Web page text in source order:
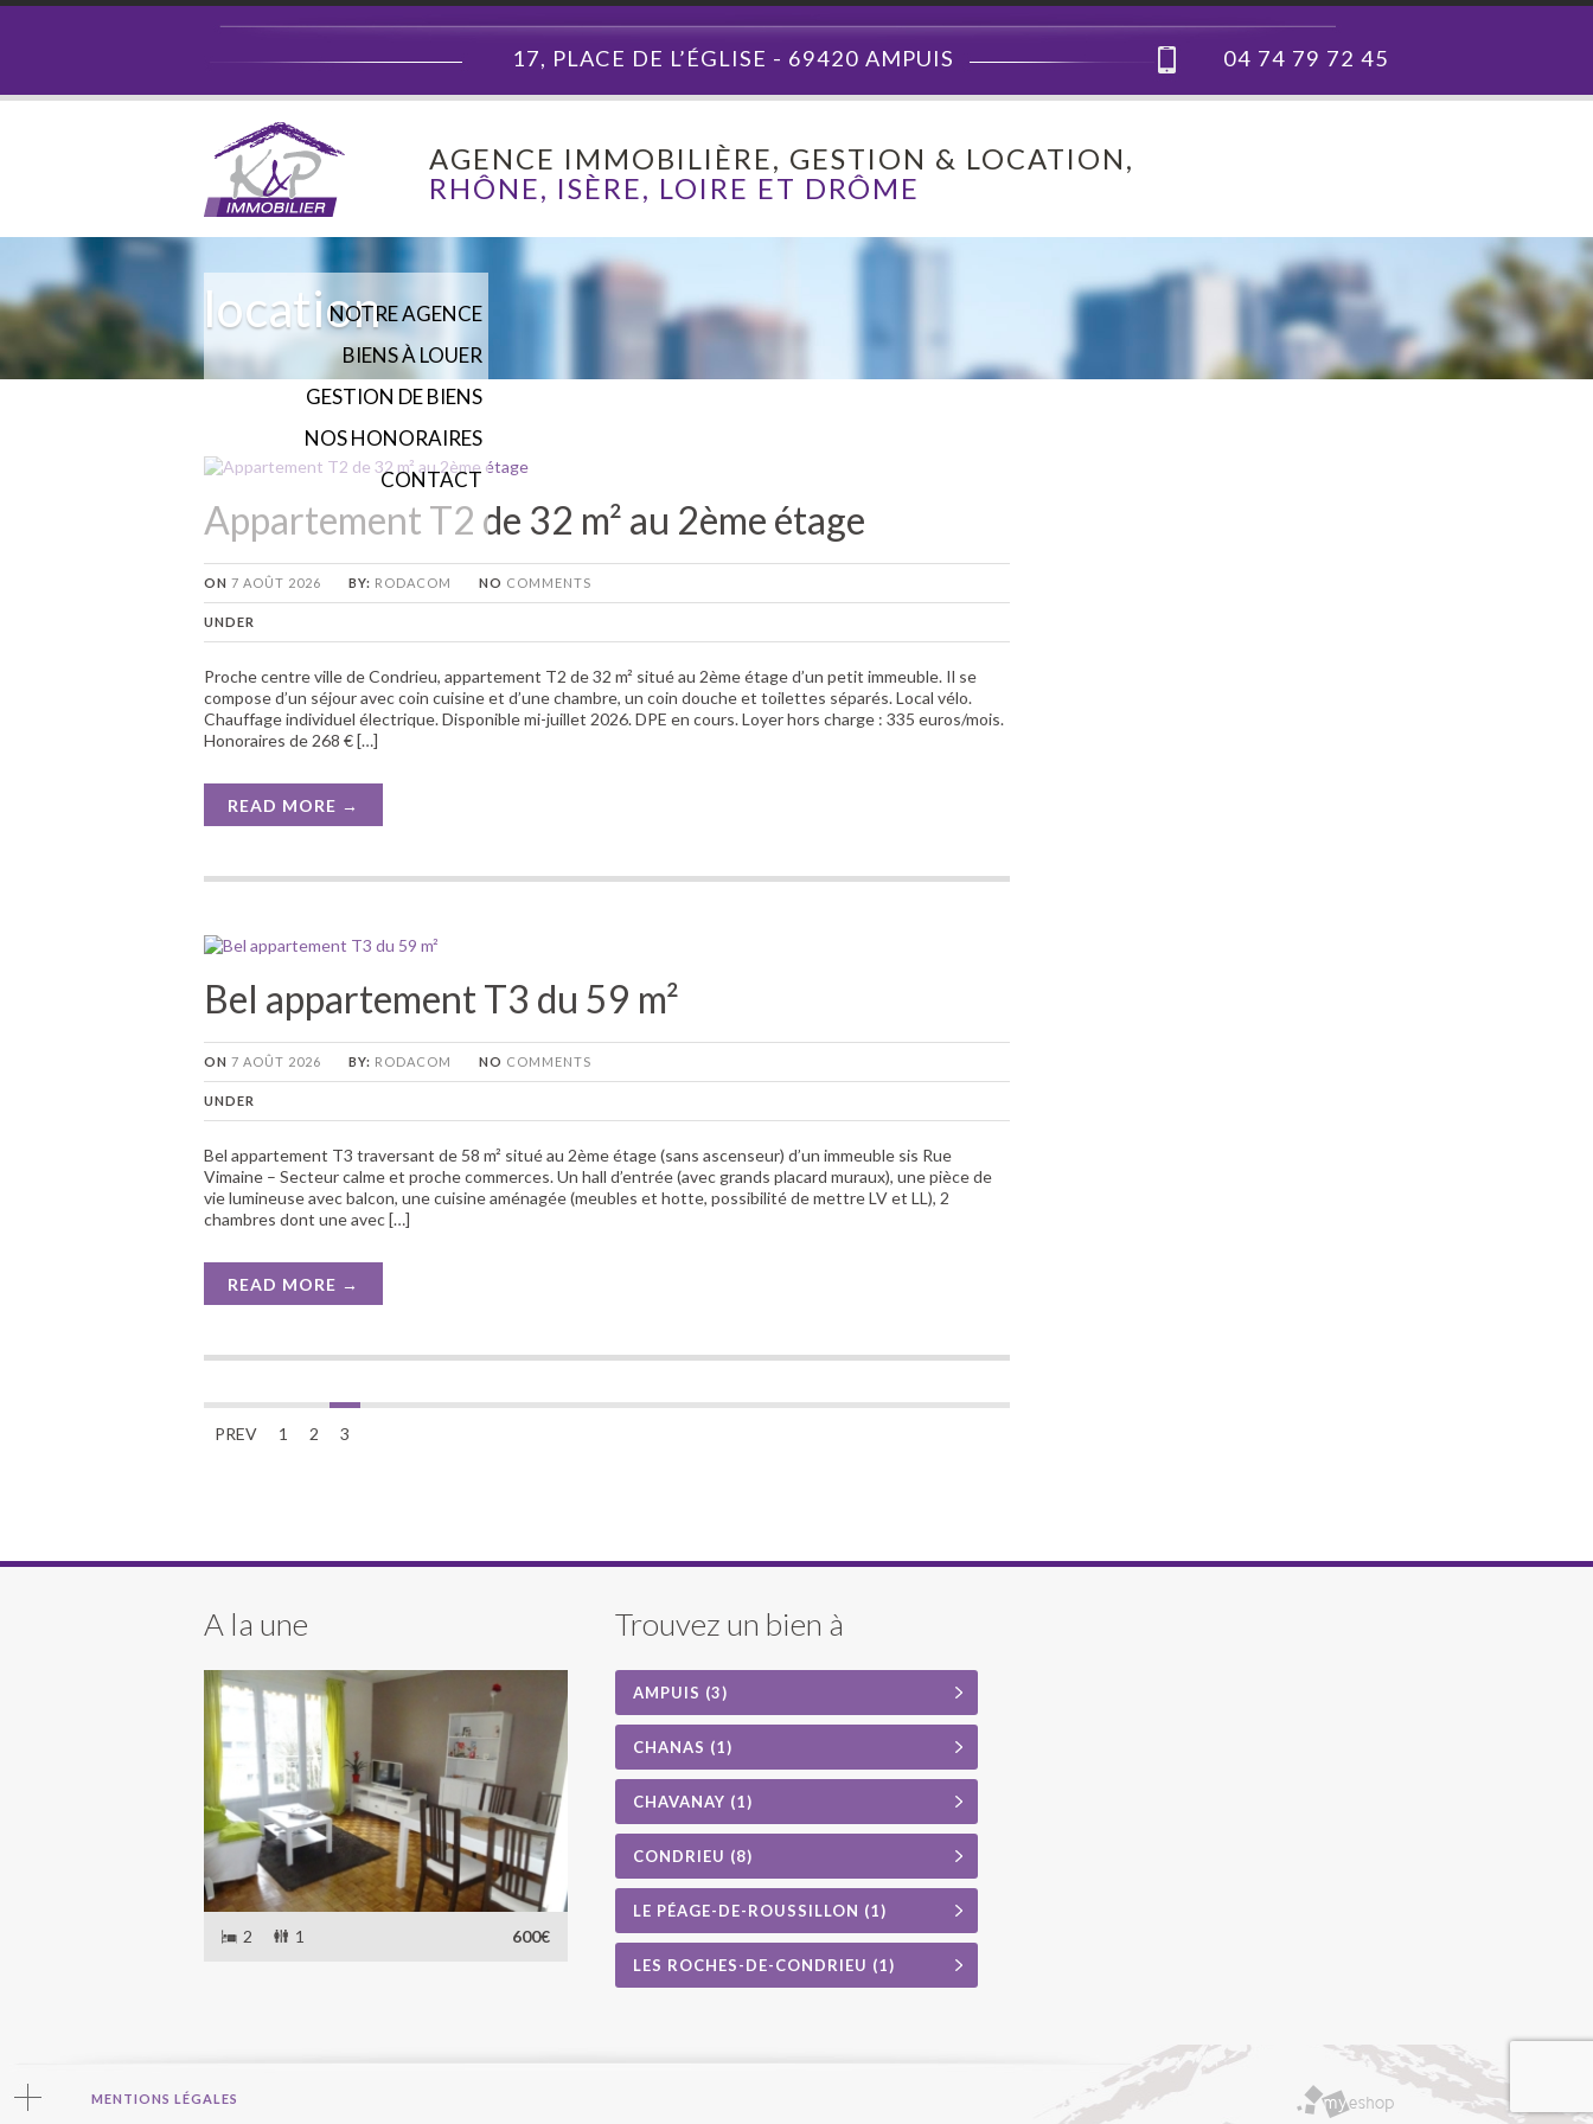
17, PLACE DE L’ÉGLISE - 69420 AMPUIS 04 74 79 72 45
AGENCE IMMOBILIÈRE, GESTION & LOCATION,
RHÔNE, ISÈRE, LOIRE ET DRÔME
NOTRE AGENCE
BIENS À LOUER
GESTION DE BIENS
NOS HONORAIRES
CONTACT
location
Appartement T2 de 32 m² au 2ème étage
ON 7 AOÛT 2026 BY: RODACOM NO COMMENTS
UNDER
Proche centre ville de Condrieu, appartement T2 de 32 m² situé au 2ème étage d’un petit immeuble. Il se
compose d’un séjour avec coin cuisine et d’une chambre, un coin douche et toilettes séparés. Local vélo.
Chauffage individuel électrique. Disponible mi-juillet 2026. DPE en cours. Loyer hors charge : 335 euros/mois.
Honoraires de 268 € […]
READ MORE →
Bel appartement T3 du 59 m²
ON 7 AOÛT 2026 BY: RODACOM NO COMMENTS
UNDER
Bel appartement T3 traversant de 58 m² situé au 2ème étage (sans ascenseur) d’un immeuble sis Rue
Vimaine – Secteur calme et proche commerces. Un hall d’entrée (avec grands placard muraux), une pièce de
vie lumineuse avec balcon, une cuisine aménagée (meubles et hotte, possibilité de mettre LV et LL), 2
chambres dont une avec […]
READ MORE →
PREV 1 2 3
A la une
2 1 600€
Trouvez un bien à
AMPUIS (3)
CHANAS (1)
CHAVANAY (1)
CONDRIEU (8)
LE PÉAGE-DE-ROUSSILLON (1)
LES ROCHES-DE-CONDRIEU (1)
MENTIONS LÉGALES